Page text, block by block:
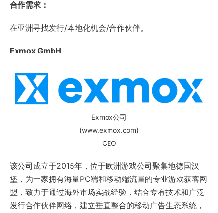
合作需求：
在亚洲寻找发行/本地化机会/合作伙伴。
Exmox GmbH
Exmox公司
(www.exmox.com)
CEO
该公司成立于2015年，位于欧洲游戏公司聚集地德国汉
堡，为一家拥有海量PC端和移动端流量的专业游戏获客网
盟，致力于通过海外市场实战经验，结合专有技术和广泛
发行合作伙伴网络，建立垂直整合的移动广告生态系统，